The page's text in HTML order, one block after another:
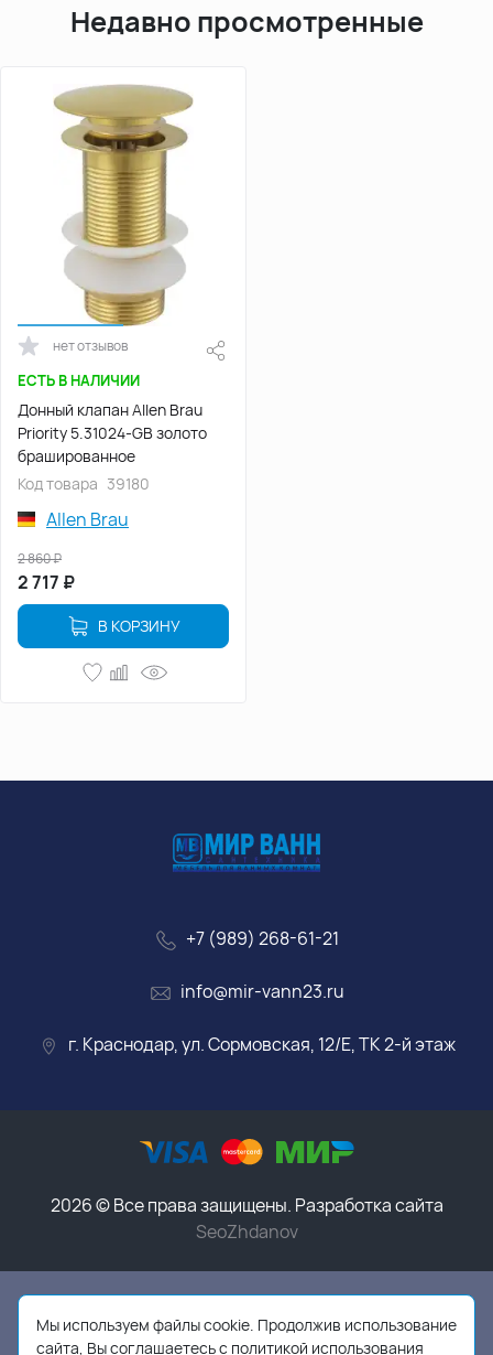
Недавно просмотренные
нет отзывов
ЕСТЬ В НАЛИЧИИ
Донный клапан Allen Brau
Priority 5.31024-GB золото
брашированное
Код товара 39180
Allen Brau
2 717 ₽
2 860₽
В КОРЗИНУ
+7 (989) 268-61-21
info@mir-vann23.ru
г. Краснодар, ул. Сормовская, 12/Е, ТК 2-й этаж
2026 © Все права защищены. Разработка сайта
SeoZhdanov
Данный интернет-магазин носит исключительно
информационный характер и ни при каких условиях
информационные материалы, размеры, фото и цены
Мы используем файлы cookie. Продолжив использование
сайта, Вы соглашаетесь с политикой использования